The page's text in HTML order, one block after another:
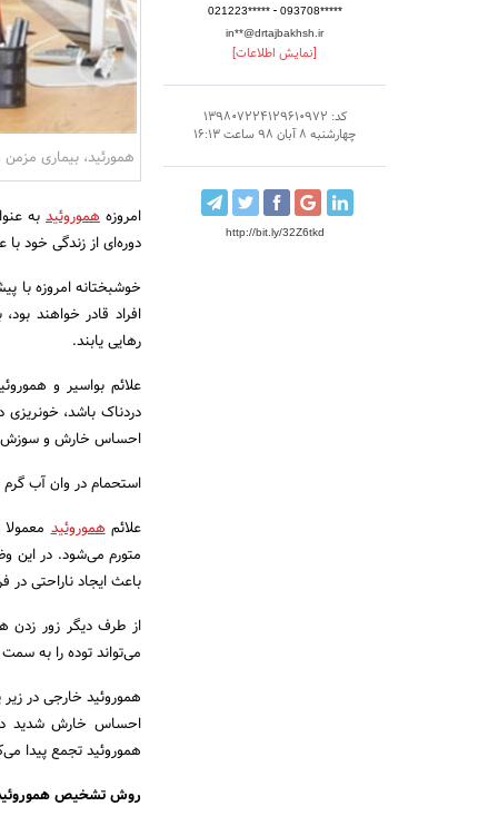
021223***** - 093708*****
in**@drtajbakhsh.ir
[نمایش اطلاعات]
کد: 139807224129610972
چهارشنبه 8 آبان 98 ساعت 16:13
http://bit.ly/32Z6tkd
همورئید، بیماری
امروزههموروئید
دوره‌ای از زندگی خود
خوشبختانه امروزه با
افراد قادر خواهند
رهایی یابند.
علائم بواسیر و
دردناک باشد،
احساس خارش و سوزش
استحمام در وان آب
علائمهموروئیدمعمولا
متورم می‌شود. در این
باعث ایجاد ناراحتی در
از طرف دیگر زور زدن
می‌تواند توده را به
هموروئید خارجی در
احساس خارش شدید
هموروئید تجمع پیدا
روش تشخیص